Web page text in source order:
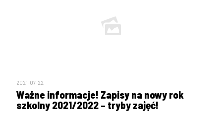
2021-07-22
Ważne informacje! Zapisy na nowy rok
szkolny 2021/2022 – tryby zajęć!